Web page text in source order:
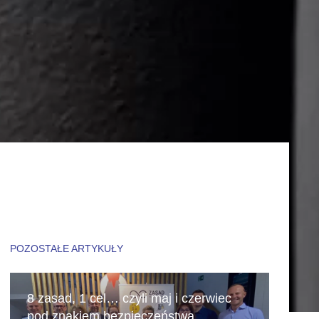
POZOSTAŁE ARTYKUŁY
8 zasad, 1 cel… czyli maj i czerwiec